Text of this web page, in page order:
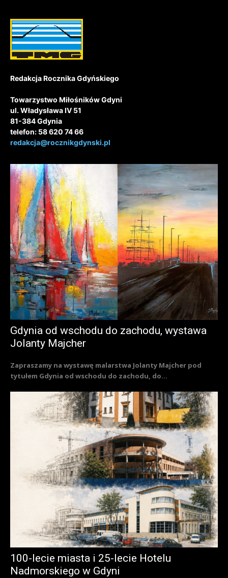
Redakcja Rocznika Gdyńskiego
Towarzystwo Miłośników Gdyni
ul. Władysława IV 51
81-384 Gdynia
telefon: 58 620 74 66
redakcja@rocznikgdynski.pl
Gdynia od wschodu do zachodu, wystawa
Jolanty Majcher
Zapraszamy na wystawę malarstwa Jolanty Majcher pod
tytułem Gdynia od wschodu do zachodu, do...
100-lecie miasta i 25-lecie Hotelu
Nadmorskiego w Gdyni